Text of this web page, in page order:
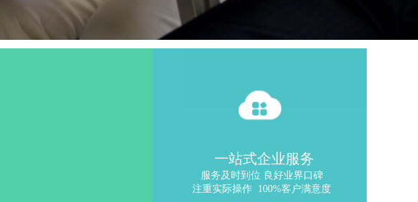
一站式企业服务
服务及时到位 良好业界口碑
注重实际操作 100%客户满意度